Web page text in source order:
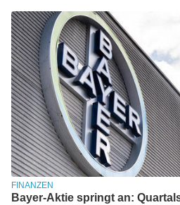
FINANZEN
Bayer-Aktie springt an: